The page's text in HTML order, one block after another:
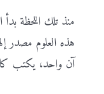
منذ تلك اللحظة
هذه العلوم مصدر
آن واحد، يكتب